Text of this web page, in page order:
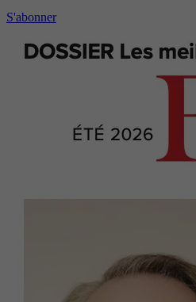
S'abonner